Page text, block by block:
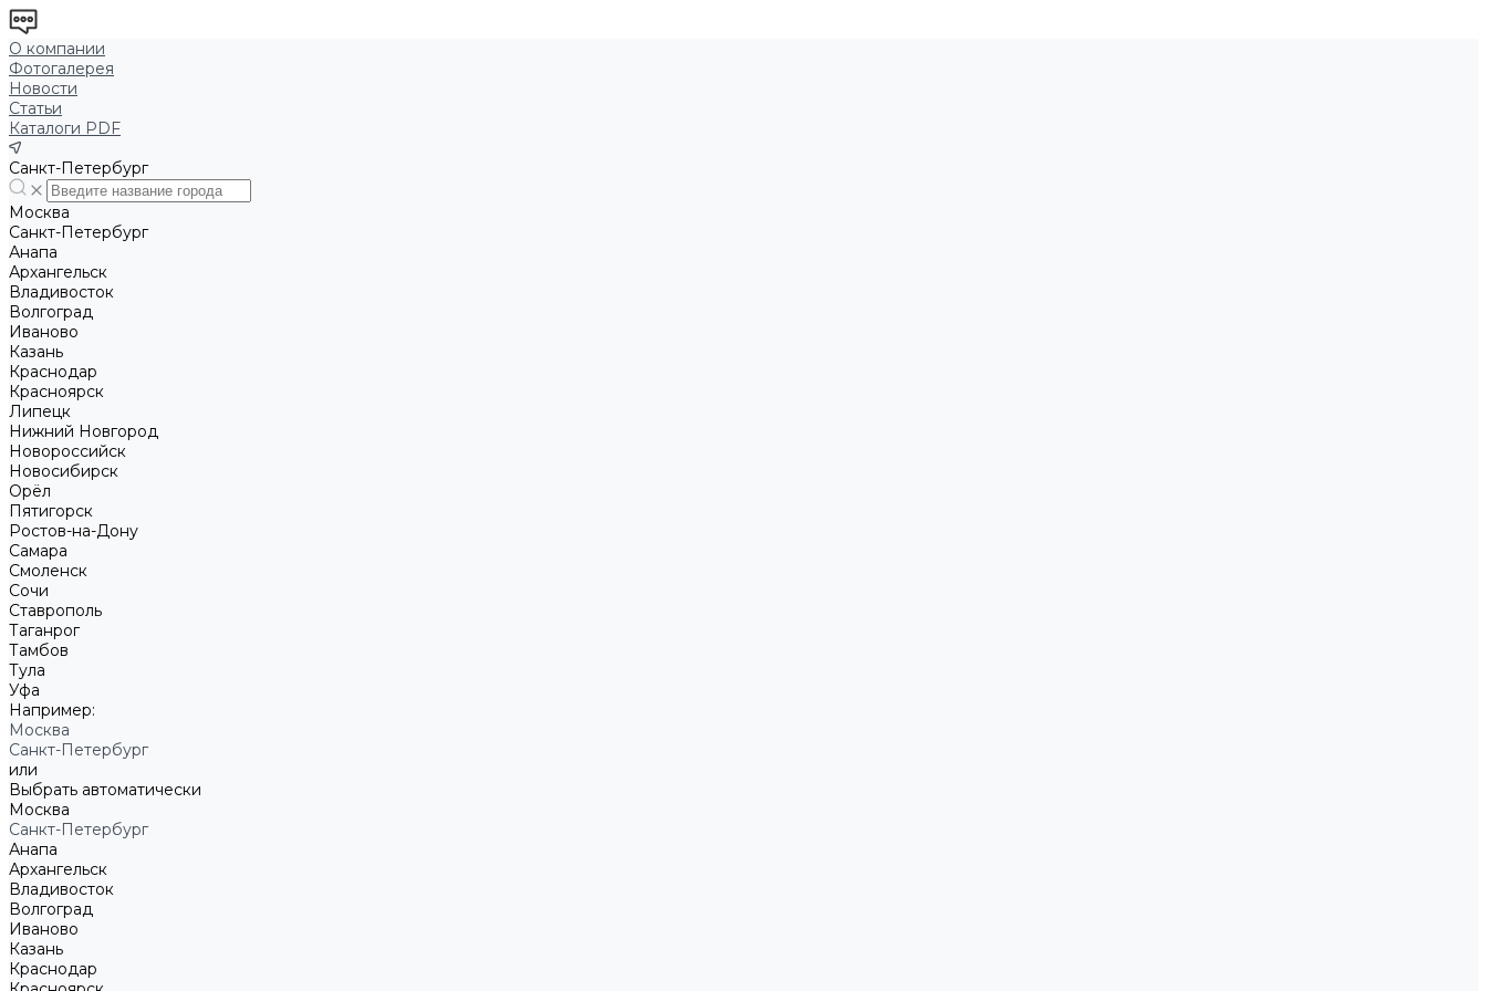
О компании
Фотогалерея
Новости
Статьи
Каталоги PDF
Санкт-Петербург
Москва
Санкт-Петербург
Анапа
Архангельск
Владивосток
Волгоград
Иваново
Казань
Краснодар
Красноярск
Липецк
Нижний Новгород
Новороссийск
Новосибирск
Орёл
Пятигорск
Ростов-на-Дону
Самара
Смоленск
Сочи
Ставрополь
Таганрог
Тамбов
Тула
Уфа
Например:
Москва
Санкт-Петербург
или
Выбрать автоматически
Москва
Санкт-Петербург
Анапа
Архангельск
Владивосток
Волгоград
Иваново
Казань
Краснодар